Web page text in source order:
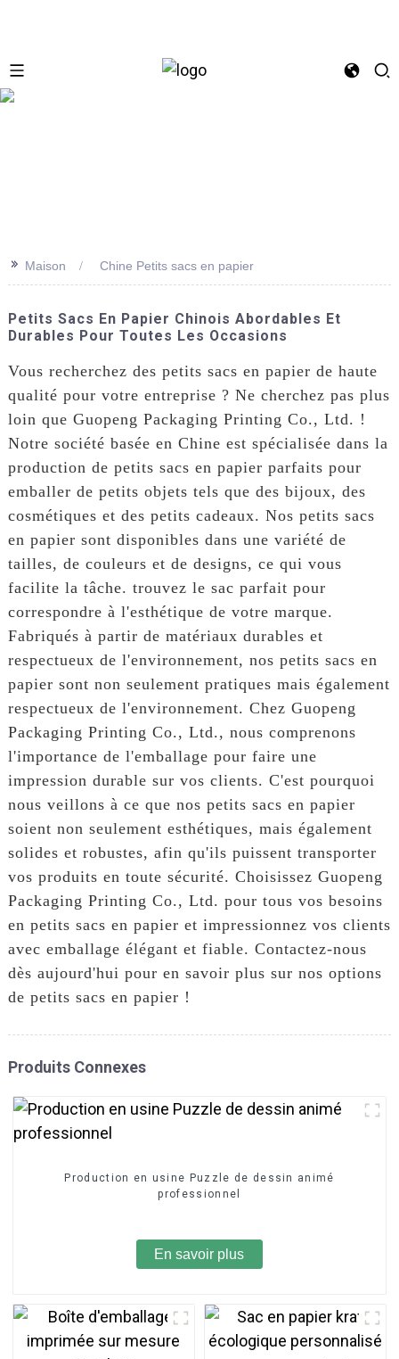
>> Maison Chine Petits sacs en papier
Petits Sacs En Papier Chinois Abordables Et
Durables Pour Toutes Les Occasions
Vous recherchez des petits sacs en papier de haute
qualité pour votre entreprise ? Ne cherchez pas plus
loin que Guopeng Packaging Printing Co., Ltd. !
Notre société basée en Chine est spécialisée dans la
production de petits sacs en papier parfaits pour
emballer de petits objets tels que des bijoux, des
cosmétiques et des petits cadeaux. Nos petits sacs
en papier sont disponibles dans une variété de
tailles, de couleurs et de designs, ce qui vous
facilite la tâche. trouvez le sac parfait pour
correspondre à l'esthétique de votre marque.
Fabriqués à partir de matériaux durables et
respectueux de l'environnement, nos petits sacs en
papier sont non seulement pratiques mais également
respectueux de l'environnement. Chez Guopeng
Packaging Printing Co., Ltd., nous comprenons
l'importance de l'emballage pour faire une
impression durable sur vos clients. C'est pourquoi
nous veillons à ce que nos petits sacs en papier
soient non seulement esthétiques, mais également
solides et robustes, afin qu'ils puissent transporter
vos produits en toute sécurité. Choisissez Guopeng
Packaging Printing Co., Ltd. pour tous vos besoins
en petits sacs en papier et impressionnez vos clients
avec emballage élégant et fiable. Contactez-nous
dès aujourd'hui pour en savoir plus sur nos options
de petits sacs en papier !
Produits Connexes
Production en usine Puzzle de dessin animé
professionnel
En savoir plus